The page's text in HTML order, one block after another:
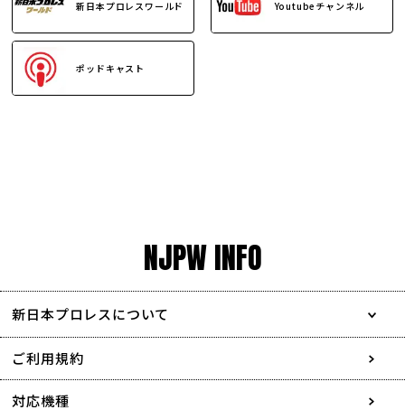
新日本プロレスワールド Youtubeチャンネル
ポッドキャスト
NJPW INFO
新日本プロレスについて
会社情報
採用情報
ご利用規約
対応機種